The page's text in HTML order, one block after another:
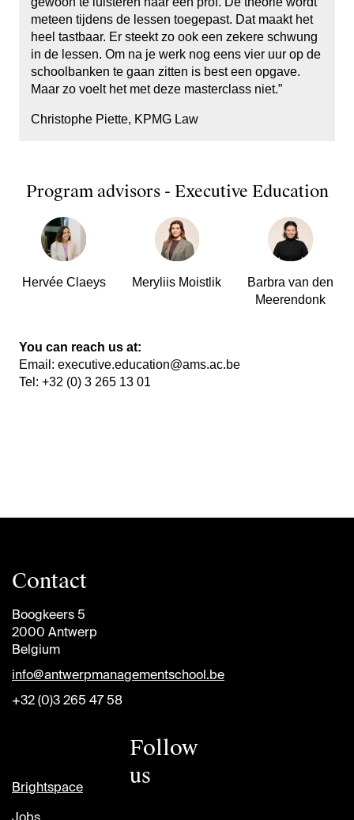
meteen tijdens de lessen toegepast. Dat maakt het
heel tastbaar. Er steekt zo ook een zekere schwung
in de lessen. Om na je werk nog eens vier uur op de
schoolbanken te gaan zitten is best een opgave.
Maar zo voelt het met deze masterclass niet.”
Christophe Piette, KPMG Law
Program advisors - Executive Education
Hervée Claeys Meryliis Moistlik
Barbra van den
Meerendonk
You can reach us at:
Email: executive.education@ams.ac.be
Tel: +32 (0) 3 265 13 01
Contact
Boogkeers 5
2000 Antwerp
Belgium
info@antwerpmanagementschool.be
+32 (0)3 265 47 58
Brightspace
Follow
us